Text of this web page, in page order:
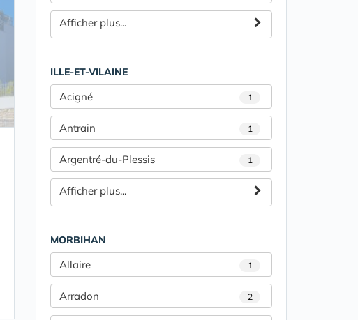
Afficher plus...
ILLE-ET-VILAINE
Acigné 1
Antrain 1
Argentré-du-Plessis 1
Afficher plus...
MORBIHAN
Allaire 1
Arradon 2